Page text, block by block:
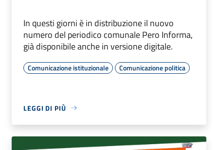
In questi giorni è in distribuzione il nuovo
numero del periodico comunale Pero Informa,
già disponibile anche in versione digitale.
Comunicazione istituzionale Comunicazione politica
LEGGI DI PIÙ